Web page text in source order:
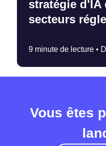
stratégie d'IA
secteurs
9 minute de lecture •
Vous êtes